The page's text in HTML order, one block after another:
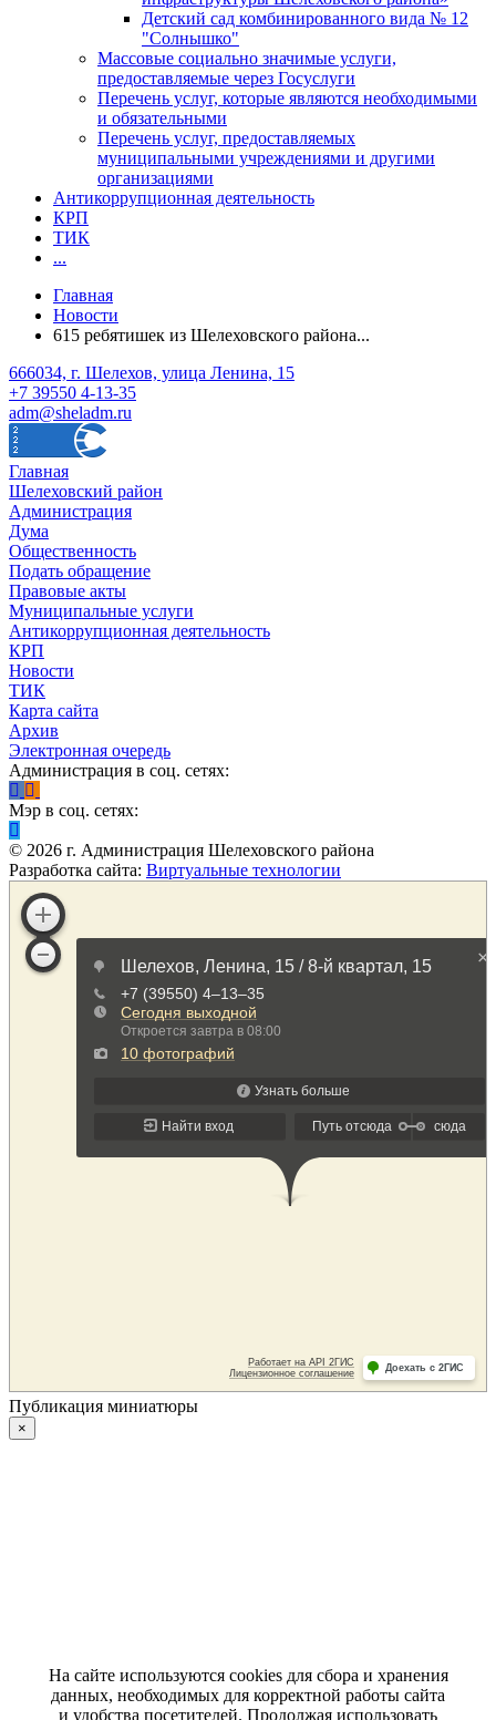
Детский сад комбинированного вида № 12
"Солнышко"
Массовые социально значимые услуги,
предоставляемые через Госуслуги
Перечень услуг, которые являются необходимыми
и обязательными
Перечень услуг, предоставляемых
муниципальными учреждениями и другими
организациями
Антикоррупционная деятельность
КРП
ТИК
...
Главная
Новости
615 ребятишек из Шелеховского района...
666034, г. Шелехов, улица Ленина, 15
+7 39550 4-13-35
adm@sheladm.ru
Главная
Шелеховский район
Администрация
Дума
Общественность
Подать обращение
Правовые акты
Муниципальные услуги
Антикоррупционная деятельность
КРП
Новости
ТИК
Карта сайта
Архив
Электронная очередь
Администрация в соц. сетях:
Мэр в соц. сетях:
© 2026 г. Администрация Шелеховского района
Разработка сайта: Виртуальные технологии
Публикация миниатюры
×
На сайте используются cookies для сбора и хранения
данных, необходимых для корректной работы сайта
и удобства посетителей. Продолжая использовать